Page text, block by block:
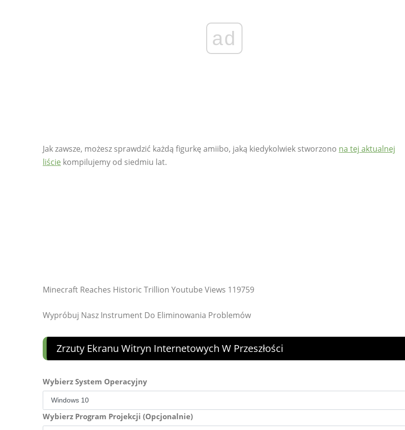
ad
Jak zawsze, możesz sprawdzić każdą figurkę amiibo, jaką kiedykolwiek stworzono na tej aktualnej
liście kompilujemy od siedmiu lat.
Minecraft Reaches Historic Trillion Youtube Views 119759
Wypróbuj Nasz Instrument Do Eliminowania Problemów
Zrzuty Ekranu Witryn Internetowych W Przeszłości
Wybierz System Operacyjny
Wybierz Program Projekcji (Opcjonalnie)